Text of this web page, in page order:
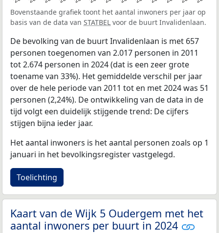
Bovenstaande grafiek toont het aantal inwoners per jaar op
basis van de data van STATBEL voor de buurt Invalidenlaan.
De bevolking van de buurt Invalidenlaan is met 657
personen toegenomen van 2.017 personen in 2011
tot 2.674 personen in 2024 (dat is een zeer grote
toename van 33%). Het gemiddelde verschil per jaar
over de hele periode van 2011 tot en met 2024 was 51
personen (2,24%). De ontwikkeling van de data in de
tijd volgt een duidelijk stijgende trend: De cijfers
stijgen bijna ieder jaar.
Het aantal inwoners is het aantal personen zoals op 1
januari in het bevolkingsregister vastgelegd.
Toelichting
Kaart van de Wijk 5 Oudergem met het
aantal inwoners per buurt in 2024